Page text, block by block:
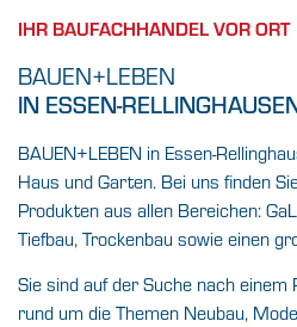
IHR BAUFACHHANDEL VOR ORT
BAUEN+LEBEN
IN ESSEN-
BAUEN+LEBEN in Essen-
Haus und Garten. Bei uns finden
Produkten aus allen Bereichen:
Tiefbau, Trockenbau sowie einen
Sie sind auf der Suche nach einem
rund um die Themen Neubau,